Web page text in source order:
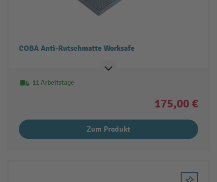
COBA Anti-Rutschmatte Worksafe
11 Arbeitstage
175,00 €
Zum Produkt